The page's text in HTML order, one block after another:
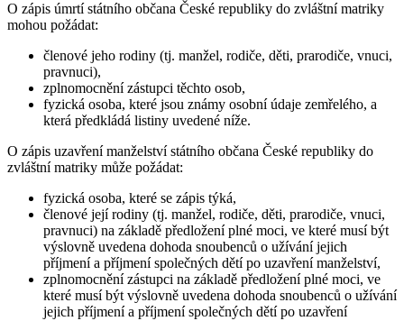
O zápis úmrtí státního občana České republiky do zvláštní matriky
mohou požádat:
členové jeho rodiny (tj. manžel, rodiče, děti, prarodiče, vnuci,
pravnuci),
zplnomocnění zástupci těchto osob,
fyzická osoba, které jsou známy osobní údaje zemřelého, a
která předkládá listiny uvedené níže.
O zápis uzavření manželství státního občana České republiky do
zvláštní matriky může požádat:
fyzická osoba, které se zápis týká,
členové její rodiny (tj. manžel, rodiče, děti, prarodiče, vnuci,
pravnuci) na základě předložení plné moci, ve které musí být
výslovně uvedena dohoda snoubenců o užívání jejich
příjmení a příjmení společných dětí po uzavření manželství,
zplnomocnění zástupci na základě předložení plné moci, ve
které musí být výslovně uvedena dohoda snoubenců o užívání
jejich příjmení a příjmení společných dětí po uzavření